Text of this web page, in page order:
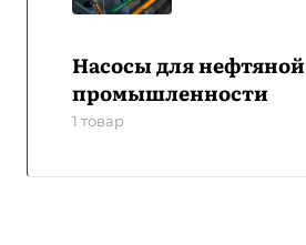
Насосы для нефтяной
промышленности
1 товар